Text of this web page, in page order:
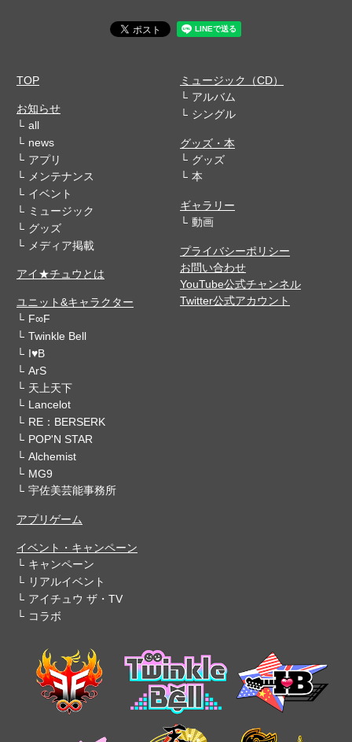
TOP
お知らせ
all
news
アプリ
メンテナンス
イベント
ミュージック
グッズ
メディア掲載
アイ★チュウとは
ユニット&キャラクター
F∞F
Twinkle Bell
I♥B
ArS
天上天下
Lancelot
RE：BERSERK
POP'N STAR
Alchemist
MG9
宇佐美芸能事務所
アプリゲーム
イベント・キャンペーン
キャンペーン
リアルイベント
アイチュウ ザ・TV
コラボ
ミュージック（CD）
アルバム
シングル
グッズ・本
グッズ
本
ギャラリー
動画
プライバシーポリシー
お問い合わせ
YouTube公式チャンネル
Twitter公式アカウント